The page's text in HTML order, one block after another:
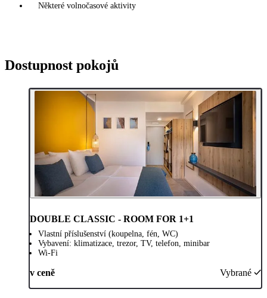
Některé volnočasové aktivity
Dostupnost pokojů
DOUBLE CLASSIC - ROOM FOR 1+1
Vlastní příslušenství (koupelna, fén, WC)
Vybavení: klimatizace, trezor, TV, telefon, minibar
Wi-Fi
v ceně Vybrané